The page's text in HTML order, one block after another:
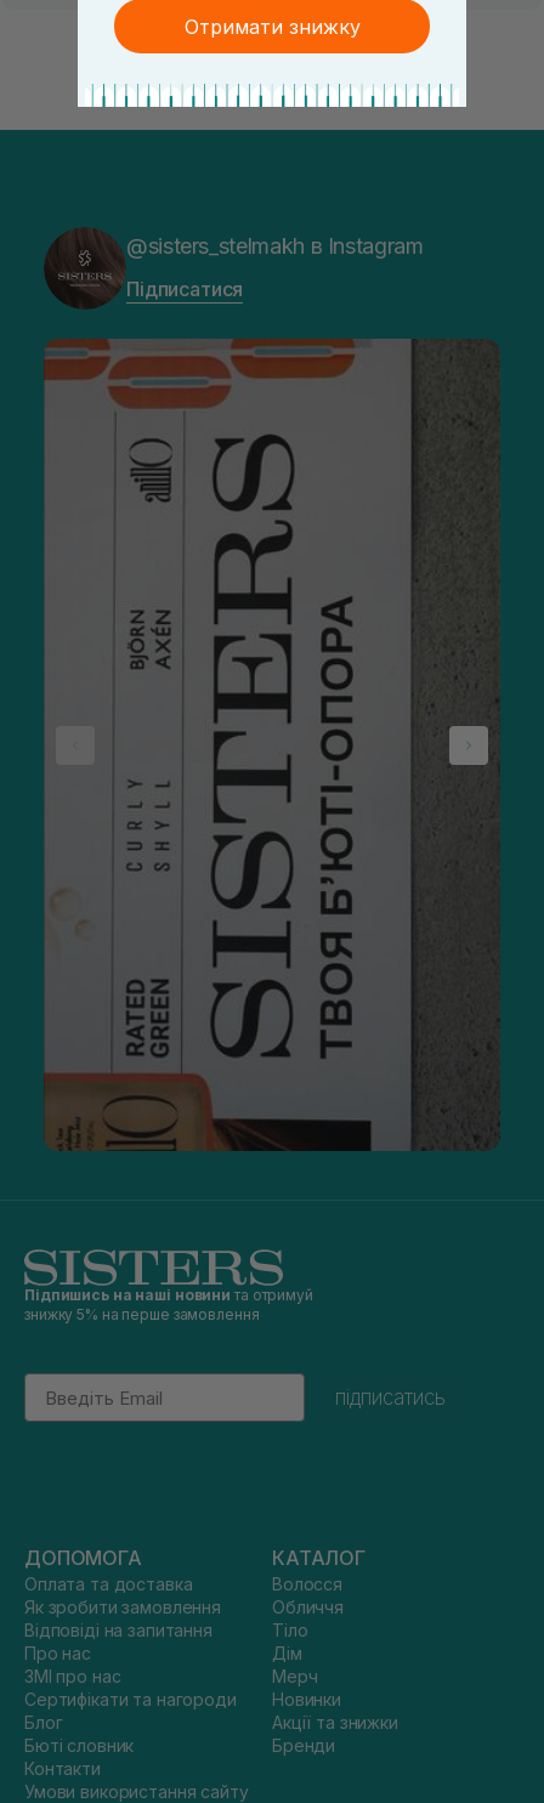
@sisters_stelmakh в Instagram
Підписатися
Підпишись на наші новини та отримуй
знижку 5% на перше замовлення
Email
підписатись
ДОПОМОГА
Оплата та доставка
Як зробити замовлення
Відповіді на запитання
Про нас
ЗМІ про нас
Сертифікати та нагороди
Блог
Бюті словник
Контакти
Умови використання сайту
КАТАЛОГ
Волосся
Обличчя
Тіло
Дім
Мерч
Новинки
Акції та знижки
Бренди
Отримати знижку